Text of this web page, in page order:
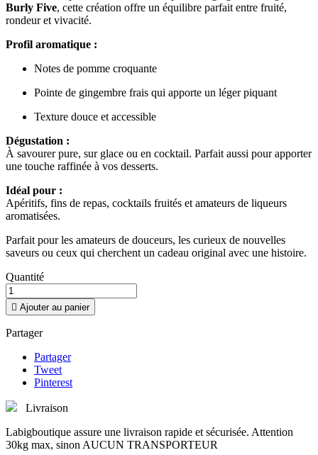
Burly Five, cette création offre un équilibre parfait entre fruité,
rondeur et vivacité.
Profil aromatique :
Notes de pomme croquante
Pointe de gingembre frais qui apporte un léger piquant
Texture douce et accessible
Dégustation :
À savourer pure, sur glace ou en cocktail. Parfait aussi pour apporter
une touche raffinée à vos desserts.
Idéal pour :
Apéritifs, fins de repas, cocktails fruités et amateurs de liqueurs
aromatisées.
Parfait pour les amateurs de douceurs, les curieux de nouvelles
saveurs ou ceux qui cherchent un cadeau original avec une histoire.
Quantité
 Ajouter au panier
Partager
Partager
Tweet
Pinterest
Livraison
Labigboutique assure une livraison rapide et sécurisée. Attention
30kg max, sinon AUCUN TRANSPORTEUR